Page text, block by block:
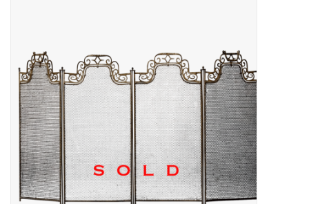
Decoratieve Outdoor
Objecten
Vloeren - Steen, Terra Cotta
& Marmer
Outlet